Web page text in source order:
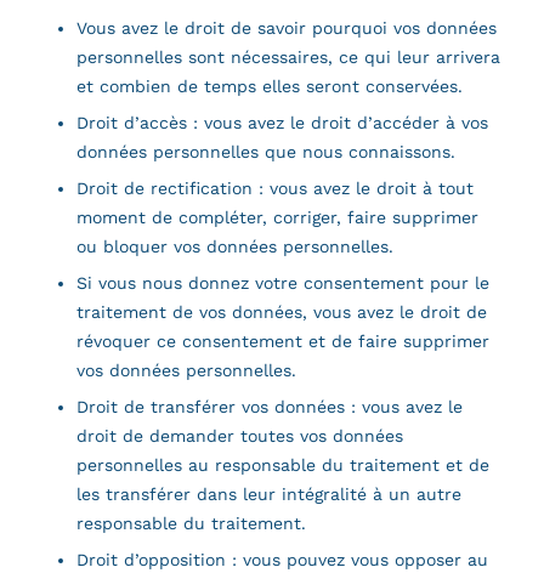
Vous avez le droit de savoir pourquoi vos données
personnelles sont nécessaires, ce qui leur arrivera
et combien de temps elles seront conservées.
Droit d’accès : vous avez le droit d’accéder à vos
données personnelles que nous connaissons.
Droit de rectification : vous avez le droit à tout
moment de compléter, corriger, faire supprimer
ou bloquer vos données personnelles.
Si vous nous donnez votre consentement pour le
traitement de vos données, vous avez le droit de
révoquer ce consentement et de faire supprimer
vos données personnelles.
Droit de transférer vos données : vous avez le
droit de demander toutes vos données
personnelles au responsable du traitement et de
les transférer dans leur intégralité à un autre
responsable du traitement.
Droit d’opposition : vous pouvez vous opposer au